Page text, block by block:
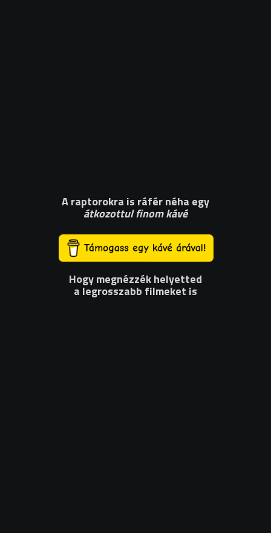
A raptorokra is ráfér néha egy
átkozottul finom kávé
Hogy megnézzék helyetted
a legrosszabb filmeket is